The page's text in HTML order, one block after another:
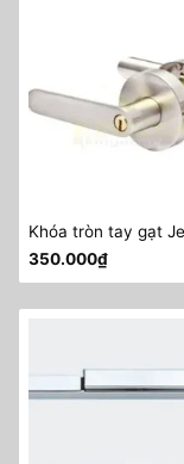
Khóa tròn tay gạt
350.000₫